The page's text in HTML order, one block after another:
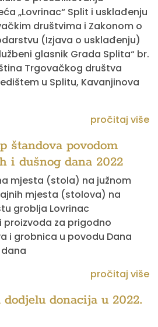
„Lovrinac“ Split i usklađenju
društvima i Zakonom o
(Izjava o usklađenju)
glasnik Grada Splita“ br.
Trgovačkog društva
u Splitu, Kavanjinova
pročitaj više
štandova povodom
i dušnog dana 2022
mjesta (stola) na južnom
mjesta (stolova) na
groblja Lovrinac
proizvoda za prigodno
i grobnica u povodu Dana
pročitaj više
donacija u 2022.